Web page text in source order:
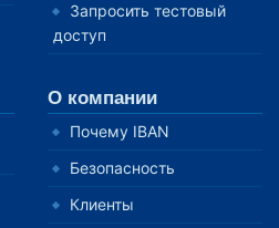
Запросить тестовый
доступ
О компании
Почему IBAN
Безопасность
Клиенты